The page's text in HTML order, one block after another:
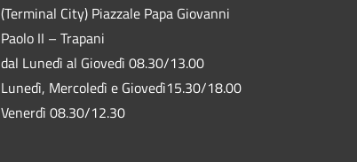
(Terminal City) Piazzale Papa Giovanni
Paolo II – Trapani
dal Lunedì al Giovedì 08.30/13.00
Lunedì, Mercoledì e Giovedì15.30/18.00
Venerdì 08.30/12.30